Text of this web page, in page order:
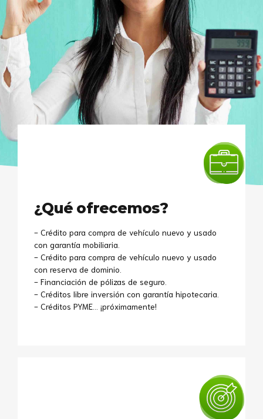
¿Qué ofrecemos?
- Crédito para compra de vehículo nuevo y usado
con garantía mobiliaria.
- Crédito para compra de vehículo nuevo y usado
con reserva de dominio.
- Financiación de pólizas de seguro.
- Créditos libre inversión con garantía hipotecaria.
- Créditos PYME… ¡próximamente!